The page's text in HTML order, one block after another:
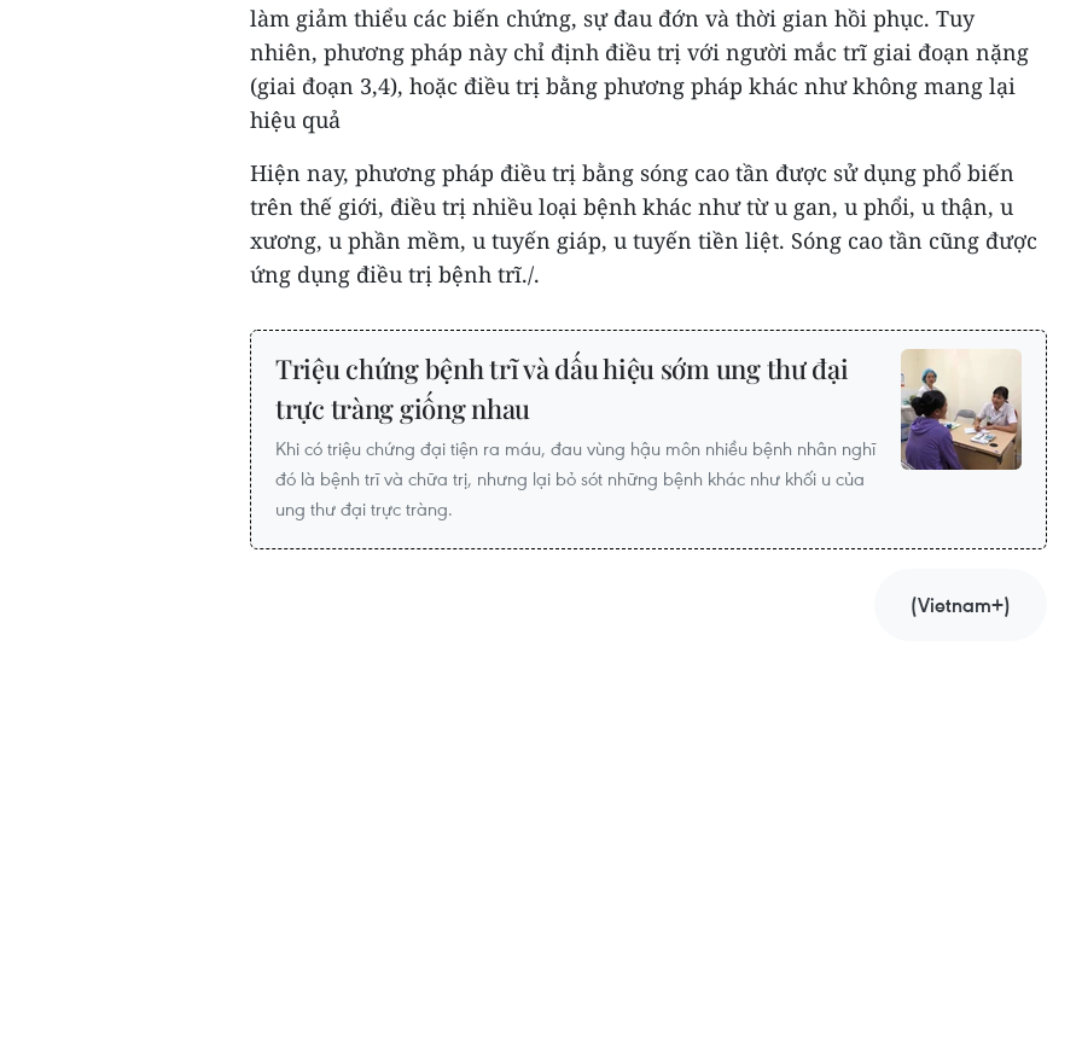
làm giảm thiểu các biến chứng, sự đau đớn và thời gian hồi phục. Tuy
nhiên, phương pháp này chỉ định điều trị với người mắc trĩ giai đoạn nặng
(giai đoạn 3,4), hoặc điều trị bằng phương pháp khác như không mang lại
hiệu quả
Hiện nay, phương pháp điều trị bằng sóng cao tần được sử dụng phổ biến
trên thế giới, điều trị nhiều loại bệnh khác như từ u gan, u phổi, u thận, u
xương, u phần mềm, u tuyến giáp, u tuyến tiền liệt. Sóng cao tần cũng được
ứng dụng điều trị bệnh trĩ./.
Triệu chứng bệnh trĩ và dấu hiệu sớm ung thư đại
trực tràng giống nhau
Khi có triệu chứng đại tiện ra máu, đau vùng hậu môn nhiều bệnh nhân nghĩ
đó là bệnh trĩ và chữa trị, nhưng lại bỏ sót những bệnh khác như khối u của
ung thư đại trực tràng.
(Vietnam+)